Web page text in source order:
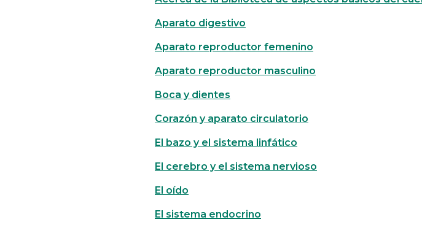
Aparato digestivo
Aparato reproductor femenino
Aparato reproductor masculino
Boca y dientes
Corazón y aparato circulatorio
El bazo y el sistema linfático
El cerebro y el sistema nervioso
El oído
El sistema endocrino